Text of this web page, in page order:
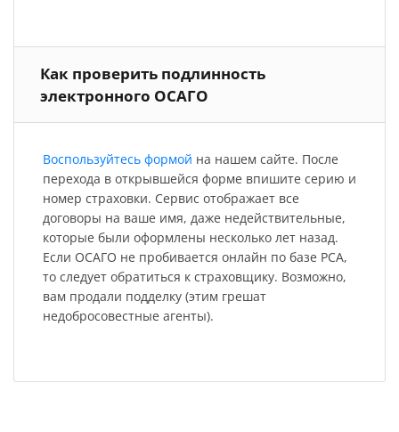
Как проверить подлинность
электронного ОСАГО
Воспользуйтесь формой на нашем сайте. После
перехода в открывшейся форме впишите серию и
номер страховки. Сервис отображает все
договоры на ваше имя, даже недействительные,
которые были оформлены несколько лет назад.
Если ОСАГО не пробивается онлайн по базе РСА,
то следует обратиться к страховщику. Возможно,
вам продали подделку (этим грешат
недобросовестные агенты).